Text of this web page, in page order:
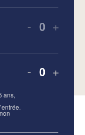
- Quantity
+
ans,
- Quantity
+